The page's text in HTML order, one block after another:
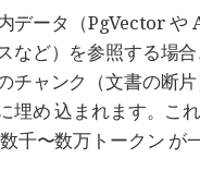
データ（PgVector や
など）を参照する場
チャンク（文書の断
埋め 込まれます。こ
千〜数万トークン が